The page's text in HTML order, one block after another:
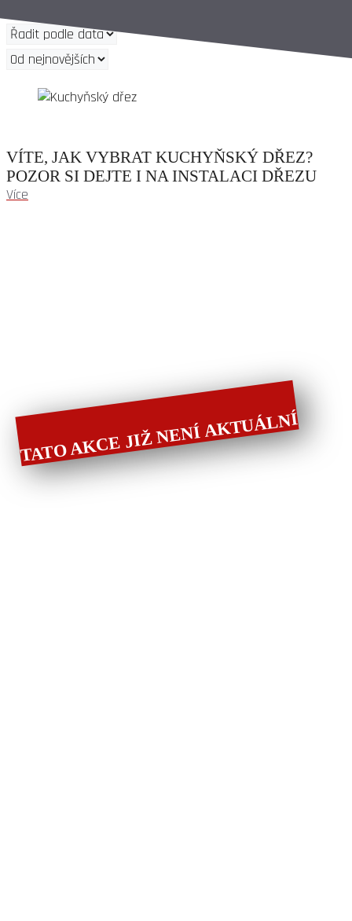
TATO AKCE JIŽ NENÍ AKTUÁLNÍ
VÍTE, JAK VYBRAT KUCHYŇSKÝ DŘEZ?
POZOR SI DEJTE I NA INSTALACI DŘEZU
Více